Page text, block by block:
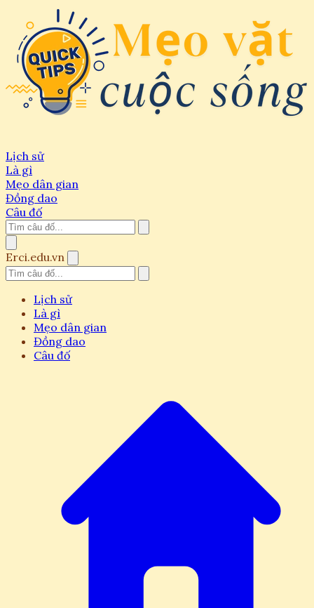
Lịch sử
Là gì
Mẹo dân gian
Đồng dao
Câu đố
Erci.edu.vn
Lịch sử
Là gì
Mẹo dân gian
Đồng dao
Câu đố